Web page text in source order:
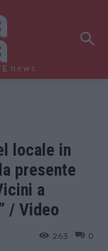
news
locale in
presente
a
/ Video
0
263